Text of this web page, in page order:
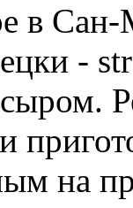
в
-
на